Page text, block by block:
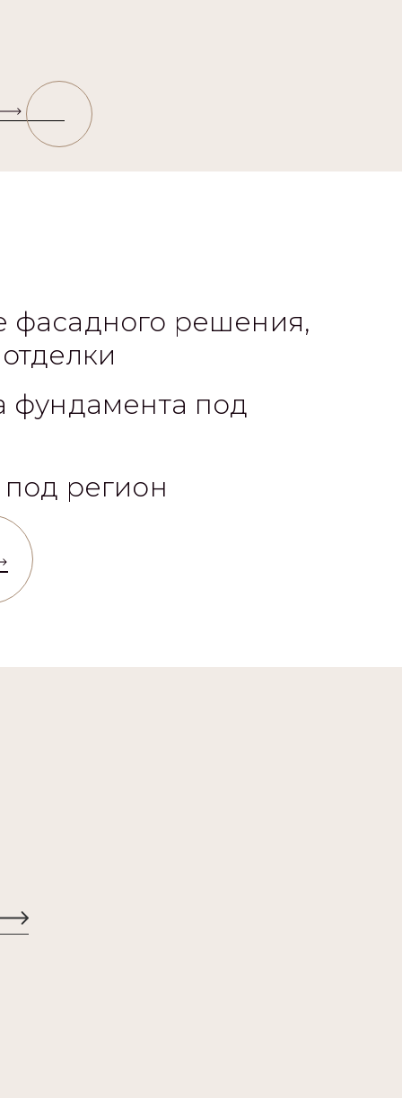
фасадного решения,
фундамента под
регион